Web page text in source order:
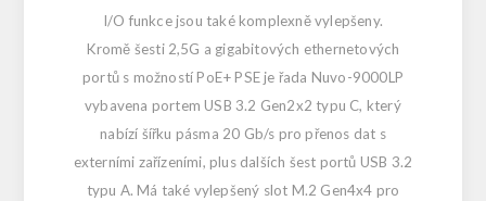
I/O funkce jsou také komplexně vylepšeny.
Kromě šesti 2,5G a gigabitových ethernetových
portů s možností PoE+ PSE je řada Nuvo-9000LP
vybavena portem USB 3.2 Gen2x2 typu C, který
nabízí šířku pásma 20 Gb/s pro přenos dat s
externími zařízeními, plus dalších šest portů USB 3.2
typu A. Má také vylepšený slot M.2 Gen4x4 pro